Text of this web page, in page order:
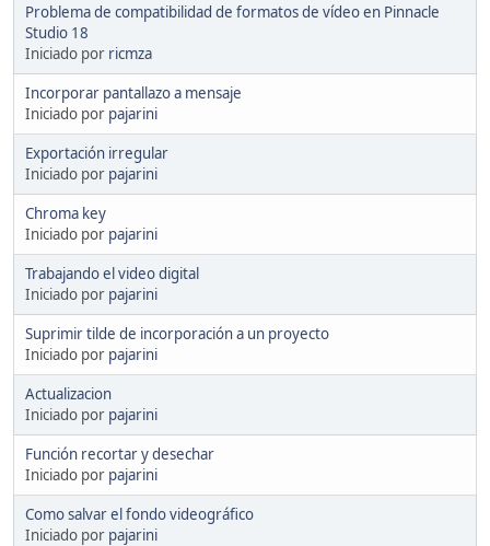
Problema de compatibilidad de formatos de vídeo en Pinnacle
Studio 18
Iniciado por ricmza
Incorporar pantallazo a mensaje
Iniciado por pajarini
Exportación irregular
Iniciado por pajarini
Chroma key
Iniciado por pajarini
Trabajando el video digital
Iniciado por pajarini
Suprimir tilde de incorporación a un proyecto
Iniciado por pajarini
Actualizacion
Iniciado por pajarini
Función recortar y desechar
Iniciado por pajarini
Como salvar el fondo videográfico
Iniciado por pajarini